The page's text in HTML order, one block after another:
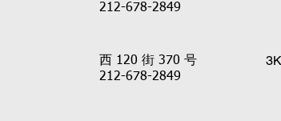
212-678-2849
西 120 街 370 号
212-678-2849